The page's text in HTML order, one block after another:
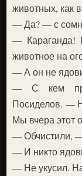
животных, как
— Да? — с
— Караганда!
животное на
— А он не
— С кем
Посиделов. —
Мы вчера этот
— Обчистили,
— И никто
— Не укусил.